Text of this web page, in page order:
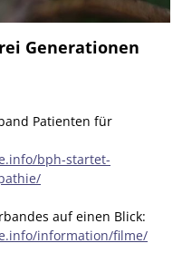
Generationen
Patienten für
bph-startet-
auf einen Blick:
information/filme/